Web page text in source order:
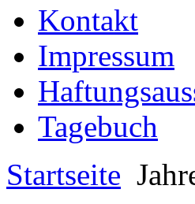
Kontakt
Impressum
Tagebuch
Startseite